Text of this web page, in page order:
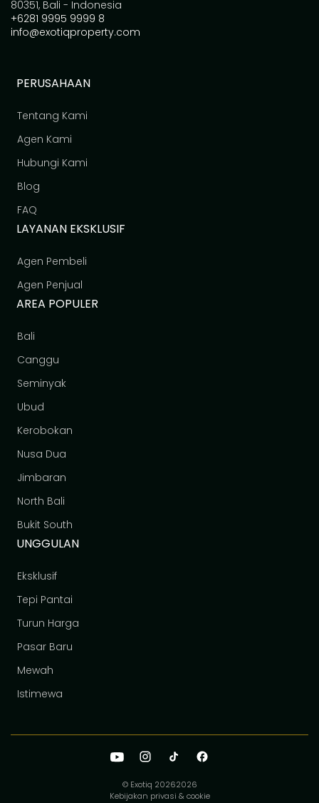
80351, Bali - Indonesia
+6281 9995 9999 8
info@exotiqproperty.com
PERUSAHAAN
Tentang Kami
Agen Kami
Hubungi Kami
Blog
FAQ
LAYANAN EKSKLUSIF
Agen Pembeli
Agen Penjual
AREA POPULER
Bali
Canggu
Seminyak
Ubud
Kerobokan
Nusa Dua
Jimbaran
North Bali
Bukit South
UNGGULAN
Eksklusif
Tepi Pantai
Turun Harga
Pasar Baru
Mewah
Istimewa
© Exotiq 20262026
Kebijakan privasi & cookie